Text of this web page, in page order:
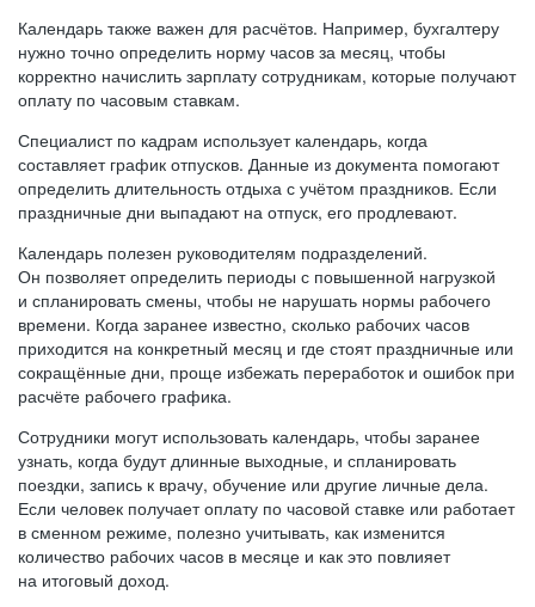
Календарь также важен для расчётов. Например, бухгалтеру
нужно точно определить норму часов за месяц, чтобы
корректно начислить зарплату сотрудникам, которые получают
оплату по часовым ставкам.
Специалист по кадрам использует календарь, когда
составляет график отпусков. Данные из документа помогают
определить длительность отдыха с учётом праздников. Если
праздничные дни выпадают на отпуск, его продлевают.
Календарь полезен руководителям подразделений.
Он позволяет определить периоды с повышенной нагрузкой
и спланировать смены, чтобы не нарушать нормы рабочего
времени. Когда заранее известно, сколько рабочих часов
приходится на конкретный месяц и где стоят праздничные или
сокращённые дни, проще избежать переработок и ошибок при
расчёте рабочего графика.
Сотрудники могут использовать календарь, чтобы заранее
узнать, когда будут длинные выходные, и спланировать
поездки, запись к врачу, обучение или другие личные дела.
Если человек получает оплату по часовой ставке или работает
в сменном режиме, полезно учитывать, как изменится
количество рабочих часов в месяце и как это повлияет
на итоговый доход.